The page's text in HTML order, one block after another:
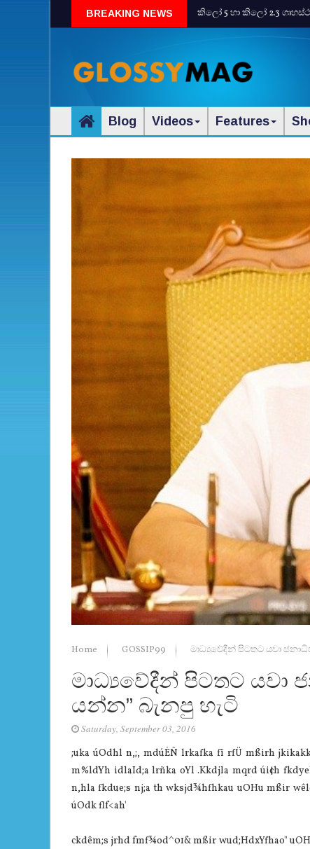
BREAKING NEWS කිලෝ 5 හා කිලෝ 2.3
Blog Videos Features
Home GOSSIP99 මාධ්‍යවේදීන් පිටතට යවා
මාධ්‍යවේදීන් පිටතට යවා
යන්න” බැනපු හැටි
Saturday, September 03, 2016
;uka úOdhl n,;, mdúÉÑ lrkafka fï rfÜ mßirh
m%ldYh idlaId;a lrñka oYl .Kkdjla mqrd úi¢h
n,hla fkdue;s nj;a th wksjd¾hfhkau uOHu mßir
úOdk flf<ah'
ckdêm;s jrhd fmf¾od^01& mßir wud;HdxYfhao"